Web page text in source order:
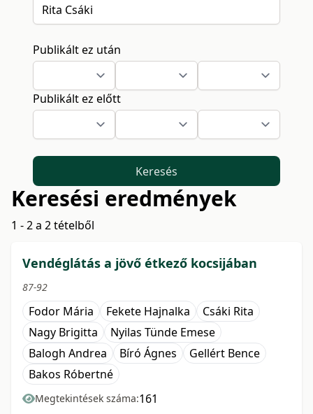
Publikált ez után
Publikált ez előtt
Keresés
Keresési eredmények
1 - 2 a 2 tételből
Vendéglátás a jövő étkező kocsijában
87-92
Fodor Mária Fekete Hajnalka
Csáki Rita
Nagy Brigitta
Nyilas Tünde Emese
Balogh Andrea
Bíró Ágnes
Gellért Bence
Bakos Róbertné
Megtekintések száma:161